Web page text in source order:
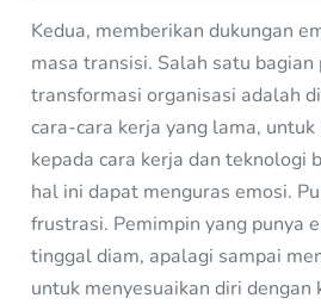
Kedua, memberikan dukungan
masa transisi. Salah satu bagian
transformasi organisasi adalah
cara-cara kerja yang lama,
kepada cara kerja dan teknologi
hal ini dapat menguras emosi.
frustrasi. Pemimpin yang punya
tinggal diam, apalagi sampai
untuk menyesuaikan diri dengan